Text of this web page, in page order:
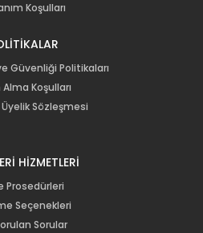
Koşulları
Güvenliği Politikaları
Alma Koşulları
Sözleşmesi
HİZMETLERİ
Prosedürleri
Seçenekleri
Sorular